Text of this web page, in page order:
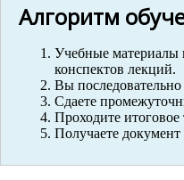
Алгоритм
Учебные материалы
конспектов лекций.
Вы
Сдаете
Проходите итоговое
Получаете документ